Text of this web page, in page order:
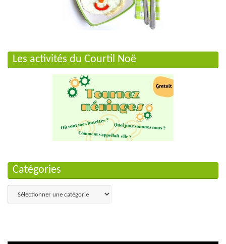
Les activités du Courtil Noë
Catégories
Catégories